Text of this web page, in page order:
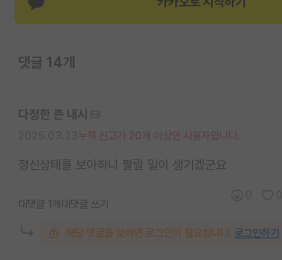
반도체 아카데미
댓글 14개
다정한 존 내시
누적 신고가 20개 이상인 사용자입니다.
정신상태를 보아하니 짤릴 일이 생기겠군요
대댓글 1개 대댓글 쓰기
해당 댓글을 보려면 로그인이 필요합니다. 로그인하기